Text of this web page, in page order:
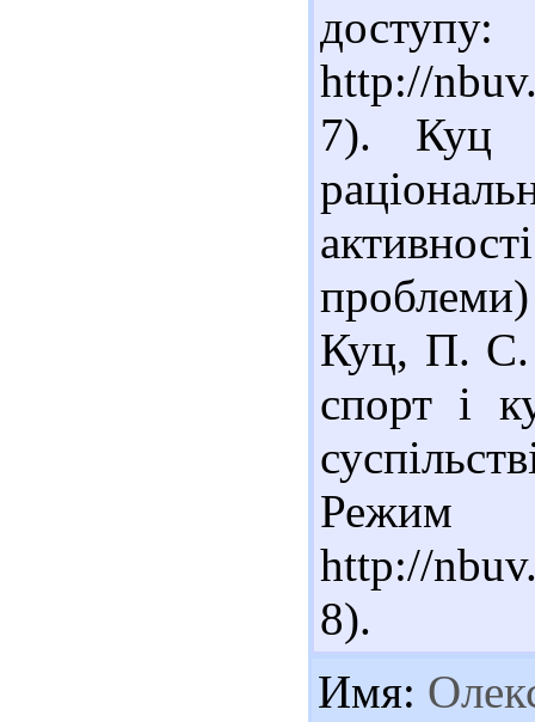
доступу:
http://
7). Куц
Куц, П. С.
спорт і
http://
8).
Имя: